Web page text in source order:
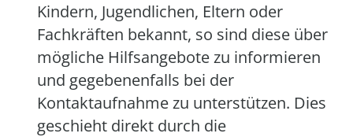
Kindern, Jugendlichen, Eltern oder
Fachkräften bekannt, so sind diese über
mögliche Hilfsangebote zu informieren
und gegebenenfalls bei der
Kontaktaufnahme zu unterstützen. Dies
geschieht direkt durch die